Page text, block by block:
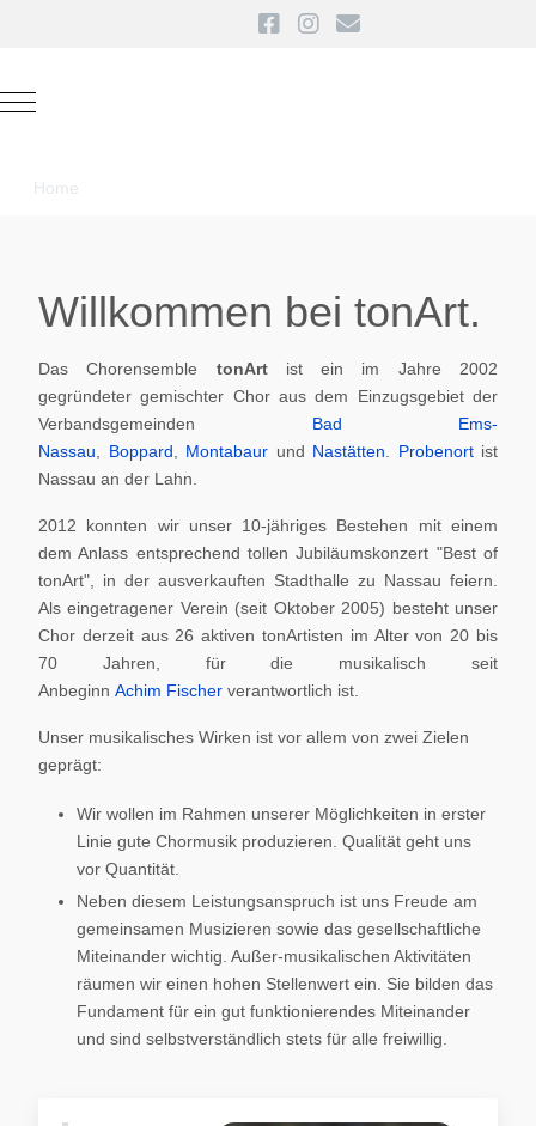
Mobile Menu Toggle
Home
Willkommen bei tonArt.
Das Chorensemble tonArt ist ein im Jahre 2002
gegründeter gemischter Chor aus dem Einzugsgebiet der
Verbandsgemeinden Bad Ems-
Nassau
Boppard Montabaur und Nastätten Probenortist
Nassau an der Lahn.
2012 konnten wir unser 10-jähriges Bestehen mit einem
dem Anlass entsprechend tollen Jubiläumskonzert "Best of
tonArt", in der ausverkauften Stadthalle zu Nassau feiern.
Als eingetragener Verein (seit Oktober 2005) besteht unser
Chor derzeit aus 26 aktiven tonArtisten im Alter von 20 bis
70 Jahren, für die musikalisch seit
Anbeginn Achim Fischer verantwortlich ist.
Unser musikalisches Wirken ist vor allem von zwei Zielen
geprägt:
Wir wollen im Rahmen unserer Möglichkeiten in erster
Linie gute Chormusik produzieren. Qualität geht uns
vor Quantität.
Neben diesem Leistungsanspruch ist uns Freude am
gemeinsamen Musizieren sowie das gesellschaftliche
Miteinander wichtig. Außer-musikalischen Aktivitäten
räumen wir einen hohen Stellenwert ein. Sie bilden das
Fundament für ein gut funktionierendes Miteinander
und sind selbstverständlich stets für alle freiwillig.